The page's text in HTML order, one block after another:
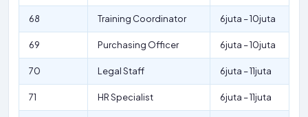
68 Training Coordinator 6juta – 10juta
69 Purchasing Officer 6juta – 10juta
70 Legal Staff 6juta – 11juta
71 HR Specialist 6juta – 11juta